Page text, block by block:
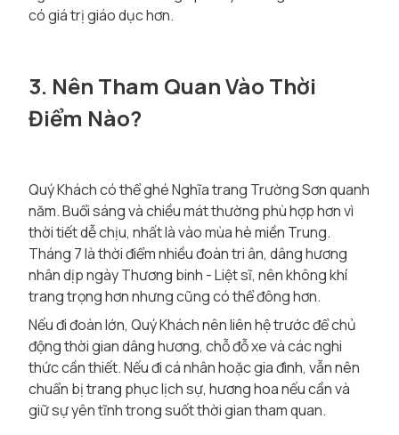
có giá trị giáo dục hơn.
3. Nên Tham Quan Vào Thời
Điểm Nào?
Quý Khách có thể ghé Nghĩa trang Trường Sơn quanh
năm. Buổi sáng và chiều mát thường phù hợp hơn vì
thời tiết dễ chịu, nhất là vào mùa hè miền Trung.
Tháng 7 là thời điểm nhiều đoàn tri ân, dâng hương
nhân dịp ngày Thương binh - Liệt sĩ, nên không khí
trang trọng hơn nhưng cũng có thể đông hơn.
Nếu đi đoàn lớn, Quý Khách nên liên hệ trước để chủ
động thời gian dâng hương, chỗ đỗ xe và các nghi
thức cần thiết. Nếu đi cá nhân hoặc gia đình, vẫn nên
chuẩn bị trang phục lịch sự, hương hoa nếu cần và
giữ sự yên tĩnh trong suốt thời gian tham quan.